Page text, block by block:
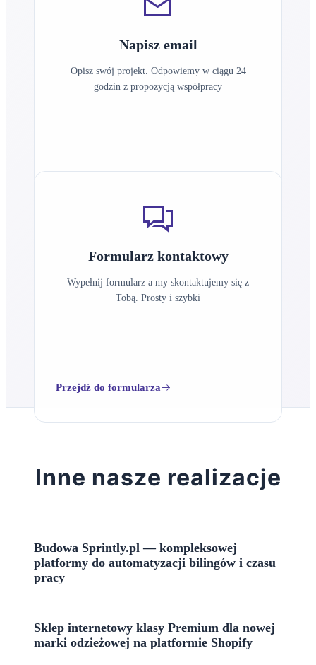
Napisz email
Opisz swój projekt. Odpowiemy w ciągu 24
godzin z propozycją współpracy
Formularz kontaktowy
Wypełnij formularz a my skontaktujemy się z
Tobą. Prosty i szybki
Przejdź do formularza
Inne nasze realizacje
Budowa Sprintly.pl — kompleksowej
platformy do automatyzacji bilingów i czasu
pracy
Sklep internetowy klasy Premium dla nowej
marki odzieżowej na platformie Shopify